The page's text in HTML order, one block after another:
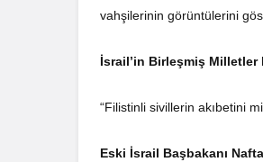
vahşilerinin görüntülerini
İsrail’in Birleşmiş
“Filistinli sivillerin akıbetini
Eski İsrail Başbakanı